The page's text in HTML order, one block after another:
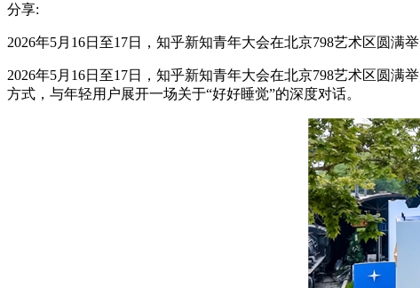
分享:
2026年5月16日至17日，知乎新知青年大会在北京798艺术区圆
2026年5月16日至17日，知乎新知青年大会在北京798艺术区圆
方式，与年轻用户展开一场关于“好好睡觉”的深度对话。